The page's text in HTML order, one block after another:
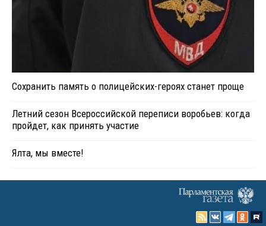
Сохранить память о полицейских-героях станет проще
Летний сезон Всероссийской переписи воробьев: когда
пройдет, как принять участие
Ялта, мы вместе!